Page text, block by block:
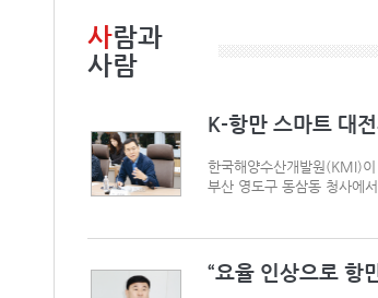
사람과
사람
K-항만 스마트 대
한국해양수산개발원(KMI)
부산 영도구 동삼동 청사에
“요율 인상으로 항